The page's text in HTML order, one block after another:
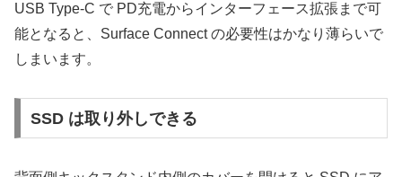
USB Type-C で PD充電からインターフェース拡張まで可
能となると、Surface Connect の必要性はかなり薄らいで
しまいます。
SSD は取り外しできる